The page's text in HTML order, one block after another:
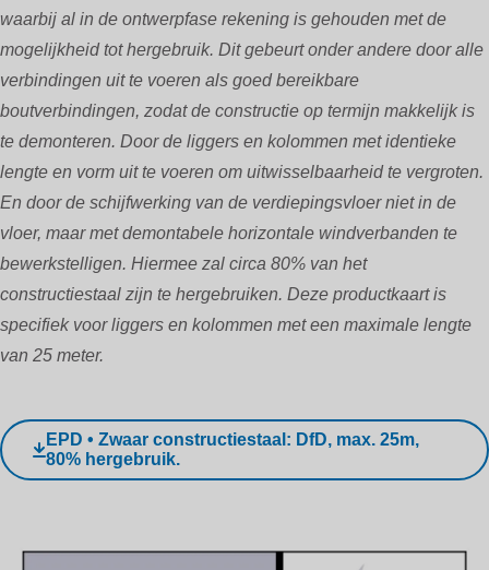
waarbij al in de ontwerpfase rekening is gehouden met de
mogelijkheid tot hergebruik. Dit gebeurt onder andere door alle
verbindingen uit te voeren als goed bereikbare
boutverbindingen, zodat de constructie op termijn makkelijk is
te demonteren. Door de liggers en kolommen met identieke
lengte en vorm uit te voeren om uitwisselbaarheid te vergroten.
En door de schijfwerking van de verdiepingsvloer niet in de
vloer, maar met demontabele horizontale windverbanden te
bewerkstelligen. Hiermee zal circa 80% van het
constructiestaal zijn te hergebruiken. Deze productkaart is
specifiek voor liggers en kolommen met een maximale lengte
van 25 meter.
EPD • Zwaar constructiestaal: DfD, max. 25m,
80% hergebruik.